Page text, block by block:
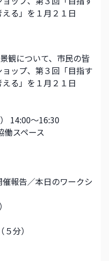
る」を１月２１日
観について、市民の皆
ップ、第３回「目指す
る」を１月２１日
14:00～16:30
働スペース
報告／本日のワークシ
分）